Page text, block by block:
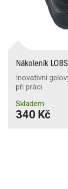
Nákoleník
Inovativní
při práci
Skladem
340 Kč